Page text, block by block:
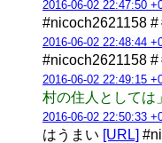
2016-06-02 22:47:50
#nicoch2621158 #
2016-06-02 22:48:44
#nicoch2621158 #
2016-06-02 22:49:15
村の住人として
2016-06-02 22:50:33
はうまい [URL]